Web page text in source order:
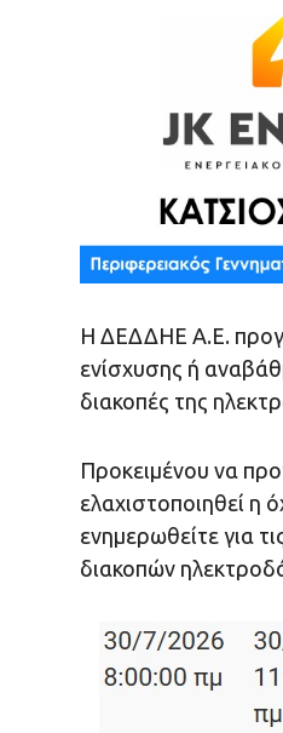
H ΔΕΔΔΗΕ Α.Ε.
ενίσχυσης ή
διακοπές της
Προκειμένου να
ελαχιστοποιηθεί η
ενημερωθείτε για
διακοπών